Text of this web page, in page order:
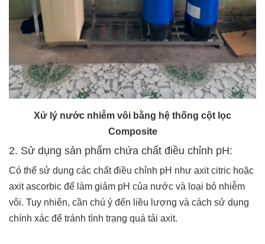
Xử lý nước nhiễm vôi bằng hệ thống cột lọc
Composite
2. Sử dụng sản phẩm chứa chất điều chỉnh pH:
Có thể sử dụng các chất điều chỉnh pH như axit citric hoặc
axit ascorbic để làm giảm pH của nước và loại bỏ nhiễm
vôi. Tuy nhiên, cần chú ý đến liều lượng và cách sử dụng
chính xác để tránh tình trạng quá tải axit.